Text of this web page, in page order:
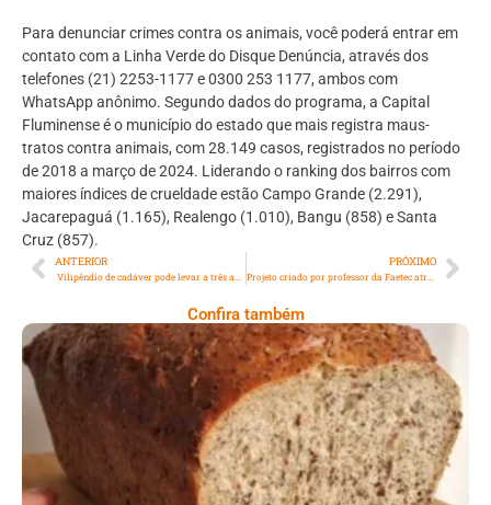
Para denunciar crimes contra os animais, você poderá entrar em
contato com a Linha Verde do Disque Denúncia, através dos
telefones (21) 2253-1177 e 0300 253 1177, ambos com
WhatsApp anônimo. Segundo dados do programa, a Capital
Fluminense é o município do estado que mais registra maus-
tratos contra animais, com 28.149 casos, registrados no período
de 2018 a março de 2024. Liderando o ranking dos bairros com
maiores índices de crueldade estão Campo Grande (2.291),
Jacarepaguá (1.165), Realengo (1.010), Bangu (858) e Santa
Cruz (857).
ANTERIOR PRÓXIMO
Projeto criado por professor da Faetec atrai alunos para o mundo da robótica há 15 anos
Confira também
Comer Bem: Pão Low Carb